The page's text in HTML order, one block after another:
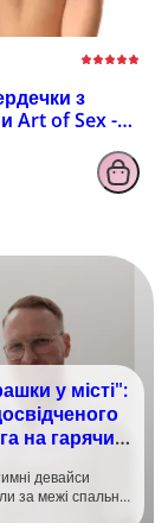
з
Art of Sex -
у місті":
на гарячий
девайси
за межі спальні.